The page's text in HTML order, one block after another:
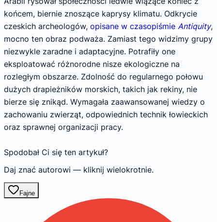
końcem, biernie znoszące kaprysy klimatu. Odkrycie
czeskich archeologów, opisane w czasopiśmie Antiquity,
mocno ten obraz podważa. Zamiast tego widzimy grupy
niezwykle zaradne i adaptacyjne. Potrafiły one
eksploatować różnorodne nisze ekologiczne na
rozległym obszarze. Zdolność do regularnego połowu
dużych drapieżników morskich, takich jak rekiny, nie
bierze się znikąd. Wymagała zaawansowanej wiedzy o
zachowaniu zwierząt, odpowiednich technik łowieckich
oraz sprawnej organizacji pracy.
Spodobał Ci się ten artykuł?
Daj znać autorowi — kliknij wielokrotnie.
Fajne